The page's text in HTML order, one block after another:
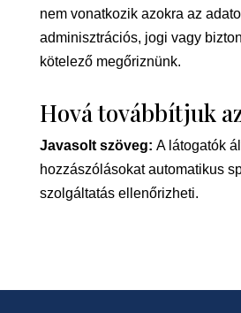
nem vonatkozik azokra az
adminisztrációs, jogi vagy
kötelező megőriznünk.
Hová továbbítjuk
Javasolt szöveg: A látogatók
hozzászólásokat automatikus
szolgáltatás ellenőrizheti.